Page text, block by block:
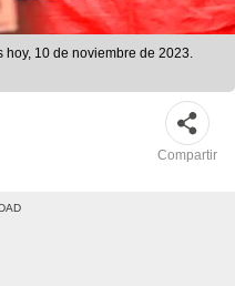
hoy, 10 de noviembre de 2023.
Compartir